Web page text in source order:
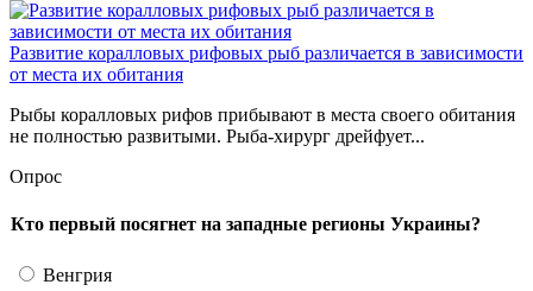
Развитие коралловых рифовых рыб различается в зависимости
от места их обитания
Рыбы коралловых рифов прибывают в места своего обитания
не полностью развитыми. Рыба-хирург дрейфует...
Опрос
Кто первый посягнет на западные регионы Украины?
Венгрия